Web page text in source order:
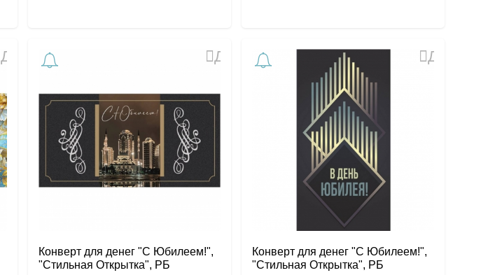
Добавить
Добавить
Конверт для денег "С Юбилеем!",
"Стильная Открытка", РБ
Добавить
Конверт для денег "С Юбилеем!",
"Стильная Открытка", РБ